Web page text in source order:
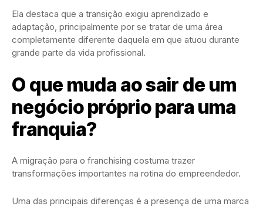
Ela destaca que a transição exigiu aprendizado e
adaptação, principalmente por se tratar de uma área
completamente diferente daquela em que atuou durante
grande parte da vida profissional.
O que muda ao sair de um
negócio próprio para uma
franquia?
A migração para o franchising costuma trazer
transformações importantes na rotina do empreendedor.
Uma das principais diferenças é a presença de uma marca